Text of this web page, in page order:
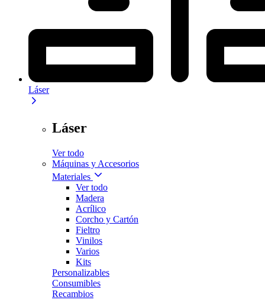
Láser
Láser
Ver todo
Máquinas y Accesorios
Materiales
Ver todo
Madera
Acrílico
Corcho y Cartón
Fieltro
Vinilos
Varios
Kits
Personalizables
Consumibles
Recambios